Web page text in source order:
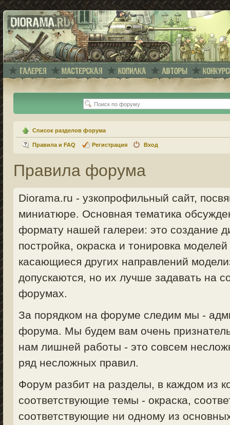
Список разделов форума
Правила и FAQ Регистрация Вход
Правила форума
Diorama.ru - узкопрофильный сайт,
миниатюре. Основная тематика
формату нашей галереи: это создание
постройка, окраска и тонировка
касающиеся других направлений
допускаются, но их лучше задавать на
форумах.
За порядком на форуме следим мы -
форума. Мы будем вам очень
нам лишней работы - это совсем
ряд несложных правил.
Форум разбит на разделы, в каждом из
соответствующие темы - окраска,
соответствующие ни одному из